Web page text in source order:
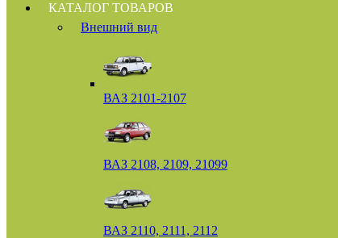
КАТАЛОГ ТОВАРОВ
Внешний вид
ВАЗ 2101-2107
ВАЗ 2108, 2109, 21099
ВАЗ 2110, 2111, 2112